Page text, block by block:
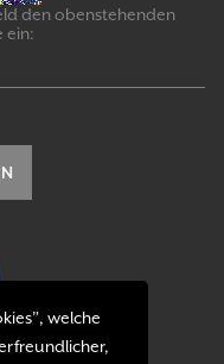
welche
den obenstehenden
ein: